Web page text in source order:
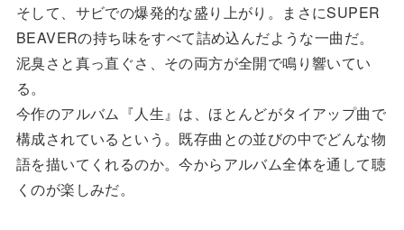
そして、サビでの爆発的な盛り上がり。まさにSUPER
BEAVERの持ち味をすべて詰め込んだような一曲だ。
泥臭さと真っ直ぐさ、その両方が全開で鳴り響いてい
る。
今作のアルバム『人生』は、ほとんどがタイアップ曲で
構成されているという。既存曲との並びの中でどんな物
語を描いてくれるのか。今からアルバム全体を通して聴
くのが楽しみだ。